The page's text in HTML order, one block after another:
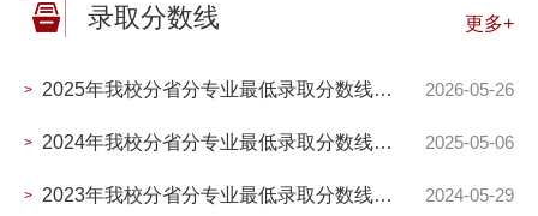
录取分数线 更多+
> 2025年我校分省分专业最低录取分数线（统招） 2026-05-26
> 2024年我校分省分专业最低录取分数线（统招） 2025-05-06
> 2023年我校分省分专业最低录取分数线（统招） 2024-05-29